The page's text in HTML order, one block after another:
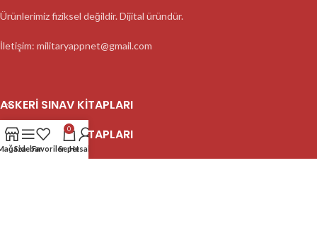
Ürünlerimiz fiziksel değildir. Dijital üründür.
İletişim: militaryappnet@gmail.com
ASKERI SINAV KITAPLARI
ASKERI SINAV KITAPLARI
ASKERI SINAV KITAPLARI
SidebarFavoriler
0
SepetHesabım